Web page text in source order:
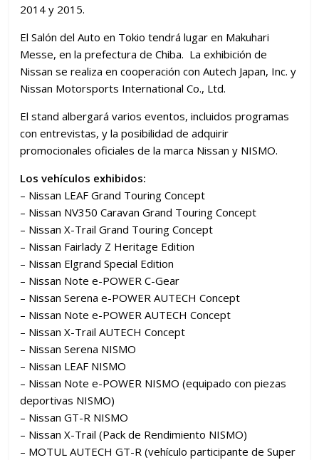
2014 y 2015.
El Salón del Auto en Tokio tendrá lugar en Makuhari
Messe, en la prefectura de Chiba. La exhibición de
Nissan se realiza en cooperación con Autech Japan, Inc. y
Nissan Motorsports International Co., Ltd.
El stand albergará varios eventos, incluidos programas
con entrevistas, y la posibilidad de adquirir
promocionales oficiales de la marca Nissan y NISMO.
Los vehículos exhibidos:
– Nissan LEAF Grand Touring Concept
– Nissan NV350 Caravan Grand Touring Concept
– Nissan X-Trail Grand Touring Concept
– Nissan Fairlady Z Heritage Edition
– Nissan Elgrand Special Edition
– Nissan Note e-POWER C-Gear
– Nissan Serena e-POWER AUTECH Concept
– Nissan Note e-POWER AUTECH Concept
– Nissan X-Trail AUTECH Concept
– Nissan Serena NISMO
– Nissan LEAF NISMO
– Nissan Note e-POWER NISMO (equipado con piezas
deportivas NISMO)
– Nissan GT-R NISMO
– Nissan X-Trail (Pack de Rendimiento NISMO)
– MOTUL AUTECH GT-R (vehículo participante de Super